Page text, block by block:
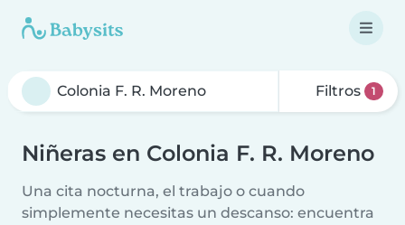
Filtros 1
Niñeras en Colonia F. R. Moreno
Una cita nocturna, el trabajo o cuando
simplemente necesitas un descanso: encuentra